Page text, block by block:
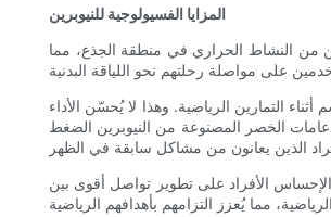
المزايا الفسيولوجية للنيوبرين
من النشاط الحراري في منطقة الجذع، مما
التمارين الرياضية. وهذا لا يُحسّن الأداء
الخصر المصنوعة من النيوبرين الضغط
الأفراد على تطوير تواصل أقوى بين